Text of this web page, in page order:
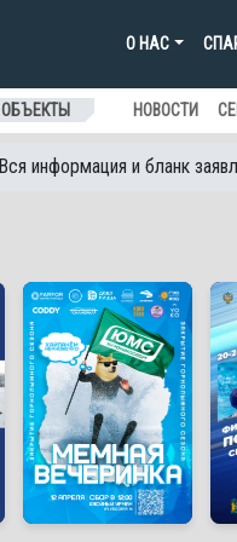
О НАС
НОВОСТИ
информация и бланк